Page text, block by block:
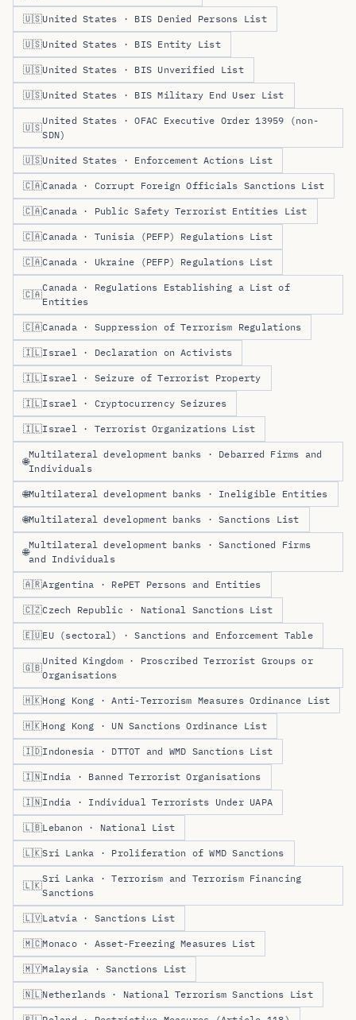
🇺🇸United States · BIS Denied Persons List
🇺🇸United States · BIS Entity List
🇺🇸United States · BIS Unverified List
🇺🇸United States · BIS Military End User List
🇺🇸
United States · OFAC Executive Order 13959 (non-
SDN)
🇺🇸United States · Enforcement Actions List
🇨🇦Canada · Corrupt Foreign Officials Sanctions List
🇨🇦Canada · Public Safety Terrorist Entities List
🇨🇦Canada · Tunisia (PEFP) Regulations List
🇨🇦Canada · Ukraine (PEFP) Regulations List
🇨🇦
Canada · Regulations Establishing a List of
Entities
🇨🇦Canada · Suppression of Terrorism Regulations
🇮🇱Israel · Declaration on Activists
🇮🇱Israel · Seizure of Terrorist Property
🇮🇱Israel · Cryptocurrency Seizures
🇮🇱Israel · Terrorist Organizations List
🌐
Multilateral development banks · Debarred Firms and
Individuals
🌐Multilateral development banks · Ineligible Entities
🌐Multilateral development banks · Sanctions List
🌐
Multilateral development banks · Sanctioned Firms
and Individuals
🇦🇷Argentina · RePET Persons and Entities
🇨🇿Czech Republic · National Sanctions List
🇪🇺EU (sectoral) · Sanctions and Enforcement Table
🇬🇧
United Kingdom · Proscribed Terrorist Groups or
Organisations
🇭🇰Hong Kong · Anti-Terrorism Measures Ordinance List
🇭🇰Hong Kong · UN Sanctions Ordinance List
🇮🇩Indonesia · DTTOT and WMD Sanctions List
🇮🇳India · Banned Terrorist Organisations
🇮🇳India · Individual Terrorists Under UAPA
🇱🇧Lebanon · National List
🇱🇰Sri Lanka · Proliferation of WMD Sanctions
🇱🇰
Sri Lanka · Terrorism and Terrorism Financing
Sanctions
🇱🇻Latvia · Sanctions List
🇲🇨Monaco · Asset-Freezing Measures List
🇲🇾Malaysia · Sanctions List
🇳🇱Netherlands · National Terrorism Sanctions List